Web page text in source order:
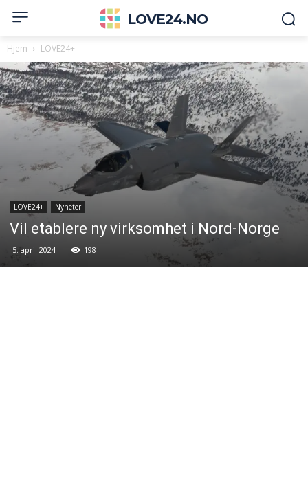
LOVE24.NO
Hjem LOVE24+
LOVE24+ Nyheter
Vil etablere ny virksomhet i Nord-Norge
5. april 2024 198